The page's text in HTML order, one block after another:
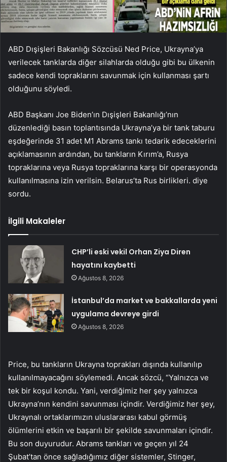
ABD Dışişleri Bakanlığı Sözcüsü Ned Price, Ukrayna’ya
verilecek tanklarda diğer silahlarda olduğu gibi bu ülkenin
sadece kendi topraklarını savunmak için kullanması şartı
olduğunu söyledi.
ABD Başkanı Joe Biden’ın Dışişleri Bakanlığı’nın
düzenlediği basın toplantısında Ukrayna’ya bir tank taburu
eşdeğerinde 31 adet M1 Abrams tankı tedarik edeceklerini
açıklamasının ardından, bu tankların Kırım’a, Rusya
topraklarına veya Rusya topraklarına karşı bir operasyonda
kullanılmasına izin verilsin. Belarus’ta Rus birlikleri. diye
sordu.
İlgili Makaleler
CHP’li eski vekil Orhan Ziya Diren
hayatını kaybetti
Ağustos 8, 2026
İstanbul’da market ve bakkallarda yeni
uygulama devreye girdi
Ağustos 8, 2026
Price, bu tankların Ukrayna toprakları dışında kullanılıp
kullanılmayacağını söylemedi. Ancak sözcü, “Yalnızca ve
tek bir koşul kondu. Yani, verdiğimiz her şey yalnızca
Ukrayna’nın kendini savunması içindir. Verdiğimiz her şey,
Ukraynalı ortaklarımızın uluslararası kabul görmüş
ölümlerini etkin ve başarılı bir şekilde savunmaları içindir.
Bu son duyurudur. Abrams tankları ve geçen yıl 24
Şubat’tan önce sağladığımız diğer sistemler, Stinger,